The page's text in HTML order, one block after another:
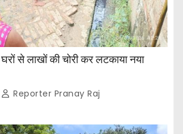
से लाखों की चोरी कर लटकाया नया
Reporter Pranay Raj